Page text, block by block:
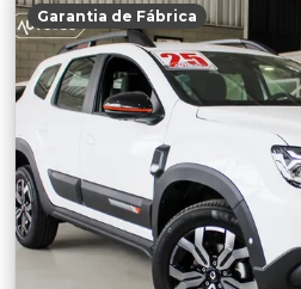
Garantia de Fábrica